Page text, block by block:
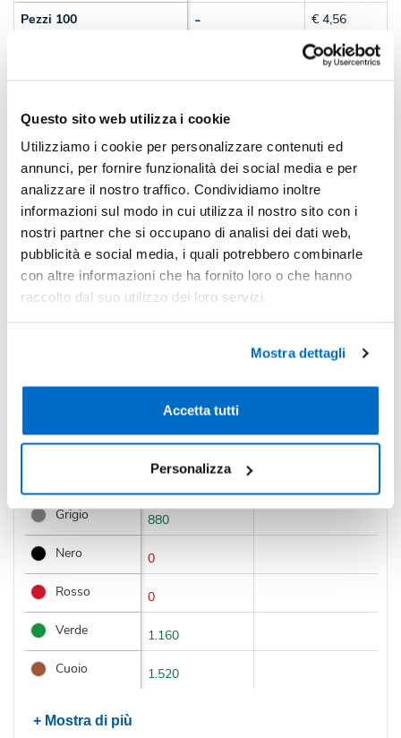
Questo sito web utilizza i cookie
Utilizziamo i cookie per personalizzare contenuti ed
annunci, per fornire funzionalità dei social media e per
analizzare il nostro traffico. Condividiamo inoltre
informazioni sul modo in cui utilizza il nostro sito con i
nostri partner che si occupano di analisi dei dati web,
pubblicità e social media, i quali potrebbero combinarle
con altre informazioni che ha fornito loro o che hanno
raccolto dal suo utilizzo dei loro servizi.
Mostra dettagli
Accetta tutti
Personalizza
Pezzi 100 - € 4,56
€ 4,11
*Prezzi prodotto per quantità merce neutra e prezzi IVA
Non trovi la quantità in tabella?Calcola il preventivo
Quantità consigliata
300pz. Prezzo unitario:€ 5,01IVA incl. Totale: € 1503,82
IVA incl.
Disponibilità
Colore Disponibilità
Prossimi arrivi
Grigio
880
Nero
0
Rosso
0
Verde
1.160
Cuoio
1.520
+ Mostra di più